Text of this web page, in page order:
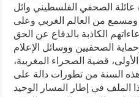
عائلة الصحفي الفلسطيني وائل
من العالم الغربي وعلى
الكاذبة بالدفاع عن الحق
قضية الصحراء المغربية،
السنة من تطورات دالة على
الملف في إطار المسار الوحيد